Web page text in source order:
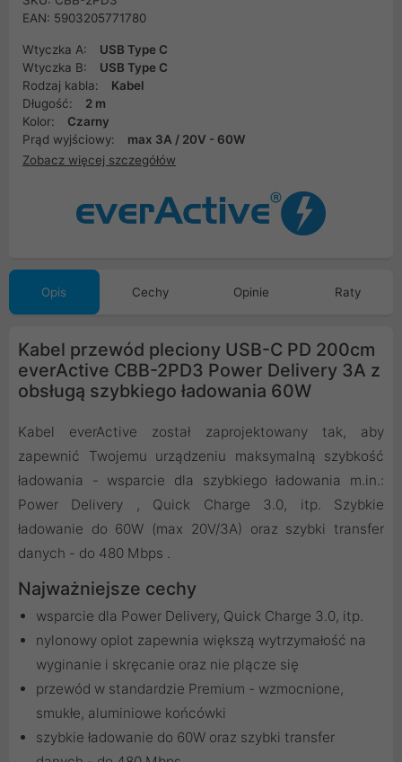
EAN: 5903205771780
Wtyczka A:
USB Type C
Wtyczka B:
USB Type C
Rodzaj kabla:
Kabel
Długość:
2 m
Kolor:
Czarny
Prąd wyjściowy:
max 3A / 20V - 60W
Zobacz więcej szczegółów
Opis Cechy Opinie Raty
Kabel przewód pleciony USB-C PD 200cm
everActive CBB-2PD3 Power Delivery 3A z
obsługą szybkiego ładowania 60W
Kabel everActive został zaprojektowany tak, aby
zapewnić Twojemu urządzeniu maksymalną szybkość
ładowania - wsparcie dla szybkiego ładowania m.in.:
Power Delivery , Quick Charge 3.0, itp. Szybkie
ładowanie do 60W (max 20V/3A) oraz szybki transfer
danych - do 480 Mbps .
Najważniejsze cechy
wsparcie dla Power Delivery, Quick Charge 3.0, itp.
nylonowy oplot zapewnia większą wytrzymałość na
wyginanie i skręcanie oraz nie plącze się
przewód w standardzie Premium - wzmocnione,
smukłe, aluminiowe końcówki
szybkie ładowanie do 60W oraz szybki transfer